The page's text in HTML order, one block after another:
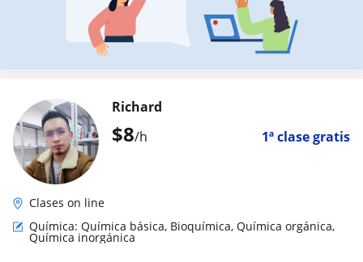
$8/h 1ª clase gratis
Richard
Clases on line
Química: Química básica, Bioquímica, Química orgánica,
Química inorgánica